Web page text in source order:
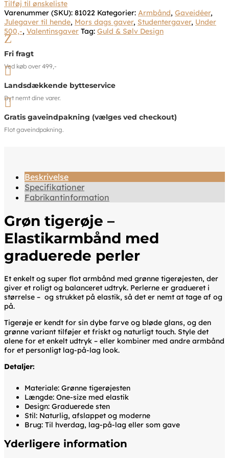
Tilføj til ønskeliste
Varenummer (SKU): 81022 Kategorier: Armbånd, Gaveidéer,
Julegaver til hende, Mors dags gaver, Studentergaver, Under
500,-, Valentinsgaver Tag: Guld & Sølv Design
Z
Fri fragt
Ved køb over 499,-

Landsdækkende bytteservice
Byt nemt dine varer.

Gratis gaveindpakning (vælges ved checkout)
Flot gaveindpakning.
Beskrivelse
Specifikationer
Fabrikantinformation
Grøn tigerøje –
Elastikarmbånd med
graduerede perler
Et enkelt og super flot armbånd med grønne tigerøjesten, der
giver et roligt og balanceret udtryk. Perlerne er gradueret i
størrelse – og strukket på elastik, så det er nemt at tage af og
på.
Tigerøje er kendt for sin dybe farve og bløde glans, og den
grønne variant tilføjer et friskt og naturligt touch. Style det
alene for et enkelt udtryk – eller kombiner med andre armbånd
for et personligt lag-på-lag look.
Detaljer:
Materiale: Grønne tigerøjesten
Længde: One-size med elastik
Design: Graduerede sten
Stil: Naturlig, afslappet og moderne
Brug: Til hverdag, lag-på-lag eller som gave
Yderligere information